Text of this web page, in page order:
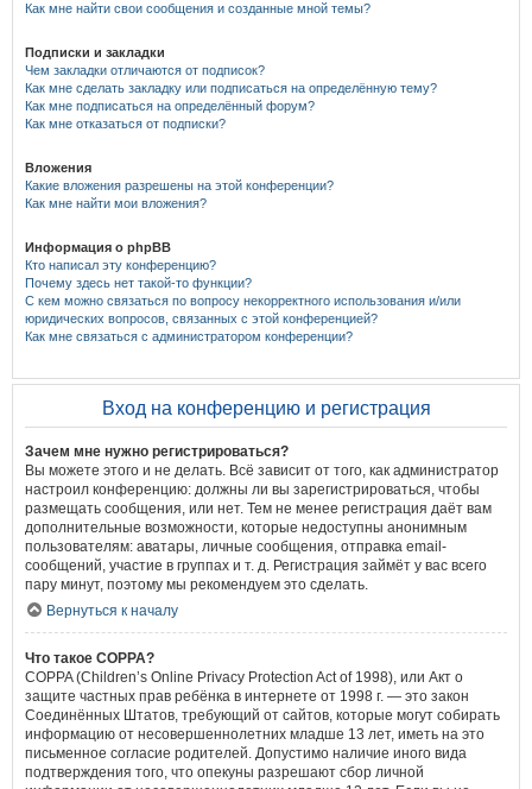
Как мне найти свои сообщения и созданные мной темы?
Подписки и закладки
Чем закладки отличаются от подписок?
Как мне сделать закладку или подписаться на определённую тему?
Как мне подписаться на определённый форум?
Как мне отказаться от подписки?
Вложения
Какие вложения разрешены на этой конференции?
Как мне найти мои вложения?
Информация о phpBB
Кто написал эту конференцию?
Почему здесь нет такой-то функции?
С кем можно связаться по вопросу некорректного использования и/или
юридических вопросов, связанных с этой конференцией?
Как мне связаться с администратором конференции?
Вход на конференцию и регистрация
Зачем мне нужно регистрироваться?
Вы можете этого и не делать. Всё зависит от того, как администратор
настроил конференцию: должны ли вы зарегистрироваться, чтобы
размещать сообщения, или нет. Тем не менее регистрация даёт вам
дополнительные возможности, которые недоступны анонимным
пользователям: аватары, личные сообщения, отправка email-
сообщений, участие в группах и т. д. Регистрация займёт у вас всего
пару минут, поэтому мы рекомендуем это сделать.
Вернуться к началу
Что такое COPPA?
COPPA (Children’s Online Privacy Protection Act of 1998), или Акт о
защите частных прав ребёнка в интернете от 1998 г. — это закон
Соединённых Штатов, требующий от сайтов, которые могут собирать
информацию от несовершеннолетних младше 13 лет, иметь на это
письменное согласие родителей. Допустимо наличие иного вида
подтверждения того, что опекуны разрешают сбор личной